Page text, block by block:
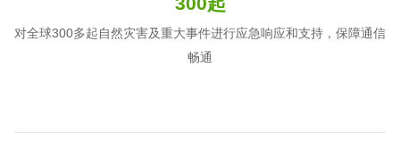
对全球300多起自然灾害及重大事件进行应急响应和支持，保障通信
畅通